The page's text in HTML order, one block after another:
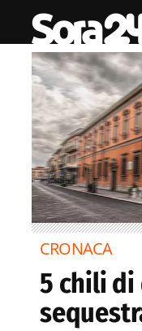
CRONACA
5 chili di